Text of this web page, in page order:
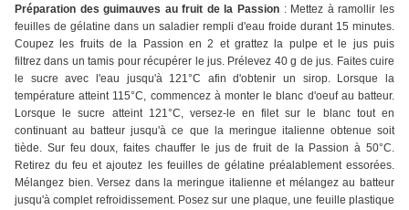
Préparation des guimauves au fruit de la Passion : Mettez à ramollir les
feuilles de gélatine dans un saladier rempli d'eau froide durant 15 minutes.
Coupez les fruits de la Passion en 2 et grattez la pulpe et le jus puis
filtrez dans un tamis pour récupérer le jus. Prélevez 40 g de jus. Faites cuire
le sucre avec l'eau jusqu'à 121°C afin d'obtenir un sirop. Lorsque la
température atteint 115°C, commencez à monter le blanc d'oeuf au batteur.
Lorsque le sucre atteint 121°C, versez-le en filet sur le blanc tout en
continuant au batteur jusqu'à ce que la meringue italienne obtenue soit
tiède. Sur feu doux, faites chauffer le jus de fruit de la Passion à 50°C.
Retirez du feu et ajoutez les feuilles de gélatine préalablement essorées.
Mélangez bien. Versez dans la meringue italienne et mélangez au batteur
jusqu'à complet refroidissement. Posez sur une plaque, une feuille plastique